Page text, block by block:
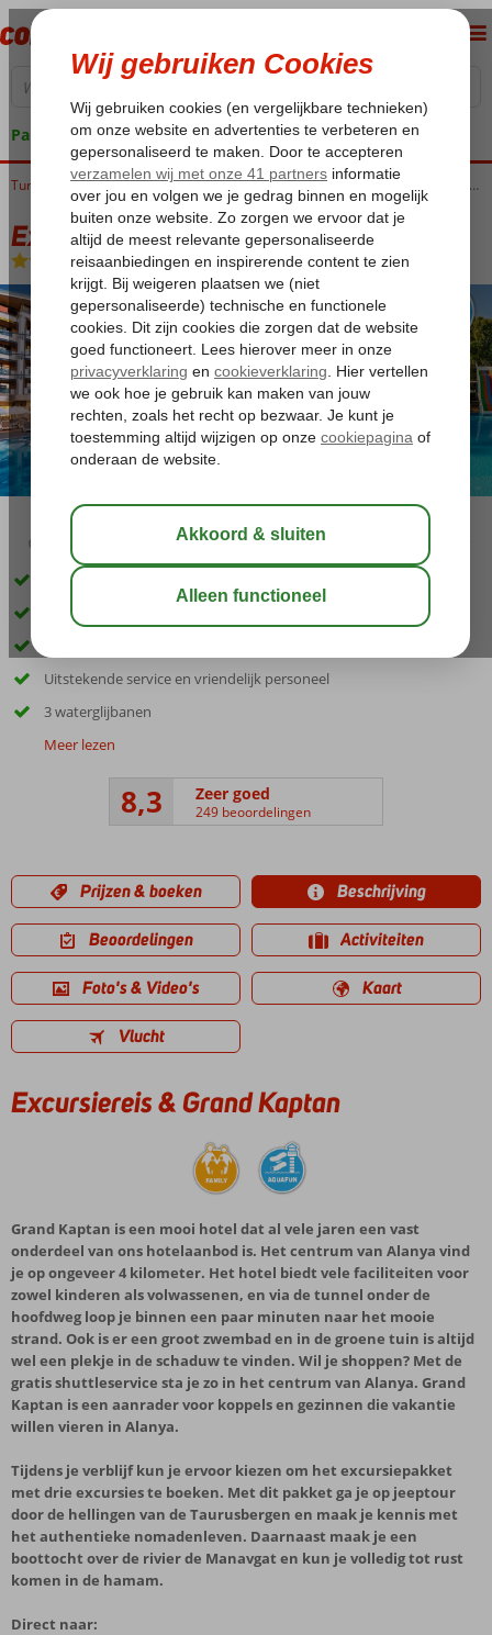
Pakketgarantie
Home Turkse Riviera Alanya Excursiereizen Alanya Excursiereis & Grand Kaptan
Excursiereis & Grand Kaptan
Ultra All Inclusive-Hotel
03:45
*Excursiepakket met 3 excursies t.w.v. € 129,- nu vanaf € 99,- p.p.
Direct aan het mooie zandstrand
Uitstekende service en vriendelijk personeel
3 waterglijbanen
Meer lezen
8,3 Zeer goed
249 beoordelingen
Prijzen & boeken Beschrijving
Beoordelingen Activiteiten
Foto's & Video's Kaart
Vlucht
Excursiereis & Grand Kaptan
Grand Kaptan is een mooi hotel dat al vele jaren een vast
onderdeel van ons hotelaanbod is. Het centrum van Alanya vind
je op ongeveer 4 kilometer. Het hotel biedt vele faciliteiten voor
zowel kinderen als volwassenen, en via de tunnel onder de
hoofdweg loop je binnen een paar minuten naar het mooie
strand. Ook is er een groot zwembad en in de groene tuin is altijd
wel een plekje in de schaduw te vinden. Wil je shoppen? Met de
gratis shuttleservice sta je zo in het centrum van Alanya. Grand
Kaptan is een aanrader voor koppels en gezinnen die vakantie
willen vieren in Alanya.
Tijdens je verblijf kun je ervoor kiezen om het excursiepakket
met drie excursies te boeken. Met dit pakket ga je op jeeptour
door de hellingen van de Taurusbergen en maak je kennis met
het authentieke nomadenleven. Daarnaast maak je een
boottocht over de rivier de Manavgat en kun je volledig tot rust
komen in de hamam.
Direct naar: